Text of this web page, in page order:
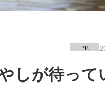
PR
しが待って